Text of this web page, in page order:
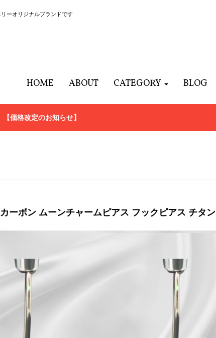
ーオリジナルブランドです
HOME ABOUT CATEGORY BLOG
【価格改定のお知らせ】
カーボン ムーンチャームピアス フックピアス チタン